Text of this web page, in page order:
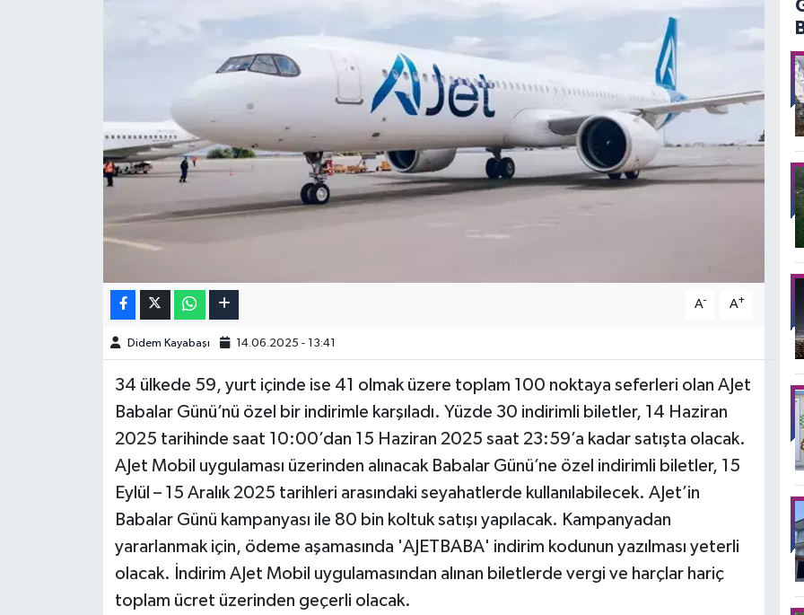
A- A+
Didem Kayabaşı 14.06.2025 - 13:41
34 ülkede 59, yurt içinde ise 41 olmak üzere toplam 100 noktaya seferleri olan AJet
Babalar Günü’nü özel bir indirimle karşıladı. Yüzde 30 indirimli biletler, 14 Haziran
2025 tarihinde saat 10:00’dan 15 Haziran 2025 saat 23:59’a kadar satışta olacak.
AJet Mobil uygulaması üzerinden alınacak Babalar Günü’ne özel indirimli biletler, 15
Eylül – 15 Aralık 2025 tarihleri arasındaki seyahatlerde kullanılabilecek. AJet’in
Babalar Günü kampanyası ile 80 bin koltuk satışı yapılacak. Kampanyadan
yararlanmak için, ödeme aşamasında 'AJETBABA' indirim kodunun yazılması yeterli
olacak. İndirim AJet Mobil uygulamasından alınan biletlerde vergi ve harçlar hariç
toplam ücret üzerinden geçerli olacak.